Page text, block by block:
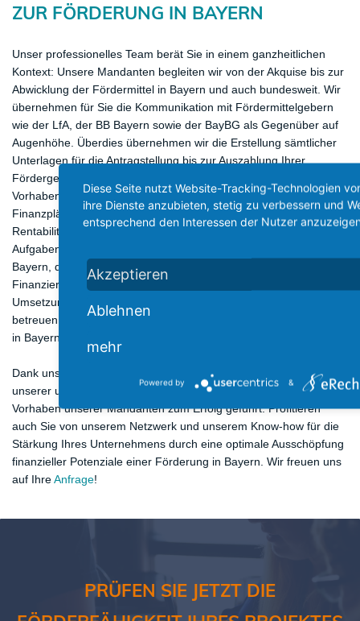
ZUR FÖRDERUNG IN BAYERN
Unser professionelles Team berät Sie in einem ganzheitlichen
Kontext: Unsere Mandanten begleiten wir von der Akquise bis zur
Abwicklung der Fördermittel in Bayern und auch bundesweit. Wir
übernehmen für Sie die Kommunikation mit Fördermittelgebern
wie der LfA, der BB Bayern sowie der BayBG als Gegenüber auf
Augenhöhe. Überdies übernehmen wir die Erstellung sämtlicher
Unterlagen für die Antragstellung bis zur Auszahlung Ihrer
Fördergelder. Die Erarbeitung kreativer und aussagekräftiger
Vorhabensbeschreibungen und Businesspläne sowie detaillierte
Finanzpläne inkl. Kapitalbedarfsplan, Liquiditätsplan,
Rentabilitätsvorschau gehören ebenfalls zu unserem
Aufgabenspektrum. Gemessen an den relevanten Förderungen in
Bayern, des Bundes und der EU optimieren wir Ihre
Finanzierungsstrategie. Angefangen bei der Idee bis hin zur
Umsetzung Ihres Vorhabens beraten wir Sie umfassend. Ebenso
betreuen wir Sie auch noch nach der Auszahlung der Förderung
in Bayern bei Vorbereitung und Prüfung.
Dank unserer langjährigen und tiefgreifenden Erfahrung sowie
unserer umfangreichen Expertise haben wir bereits vielzählige
Vorhaben unserer Mandanten zum Erfolg geführt. Profitieren
auch Sie von unserem Netzwerk und unserem Know-how für die
Stärkung Ihres Unternehmens durch eine optimale Ausschöpfung
finanzieller Potenziale einer Förderung in Bayern. Wir freuen uns
auf IhreAnfrage!
PRÜFEN SIE JETZT DIE
Diese Seite nutzt Website-Tracking-Technologien
ihre Dienste anzubieten, stetig zu verbessern und
entsprechend den Interessen der Nutzer
Akzeptieren
Ablehnen
mehr
Powered by &